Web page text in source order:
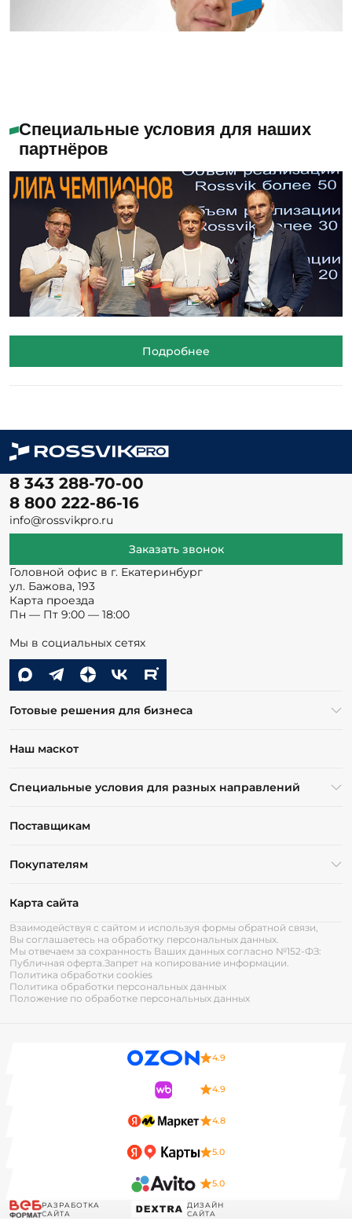
Специальные условия для наших
партнёров
Подробнее
8 343 288-70-00
8 800 222-86-16
info@rossvikpro.ru
Заказать звонок
Головной офис в г. Екатеринбург
ул. Бажова, 193
Карта проезда
Пн — Пт 9:00 — 18:00
Мы в социальных сетях
Готовые решения для бизнеса
Наш маскот
Специальные условия для разных направлений
Поставщикам
Покупателям
Карта сайта
Взаимодействуя с сайтом и используя формы обратной связи,
Вы соглашаетесь на обработку персональных данных.
Мы отвечаем за сохранность Ваших данных согласно №152-ФЗ:
Публичная оферта. Запрет на копирование информации.
Политика обработки cookies
Политика обработки персональных данных
Положение по обработке персональных данных
4.9
4.9
4.8
5.0
5.0
РАЗРАБОТКА
САЙТА
ДИЗАЙН
САЙТА